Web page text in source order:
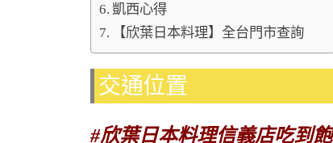
凱西心得
【欣葉日本料理】全台門市查詢
交通位置
#欣葉日本料理信義店吃到飽